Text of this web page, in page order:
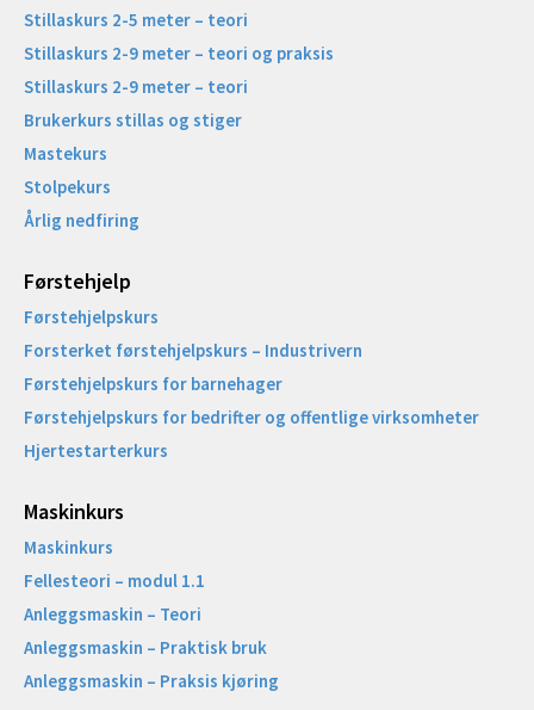
Stillaskurs 2-5 meter – teori
Stillaskurs 2-9 meter – teori og praksis
Stillaskurs 2-9 meter – teori
Brukerkurs stillas og stiger
Mastekurs
Stolpekurs
Årlig nedfiring
Førstehjelp
Førstehjelpskurs
Forsterket førstehjelpskurs – Industrivern
Førstehjelpskurs for barnehager
Førstehjelpskurs for bedrifter og offentlige virksomheter
Hjertestarterkurs
Maskinkurs
Maskinkurs
Fellesteori – modul 1.1
Anleggsmaskin – Teori
Anleggsmaskin – Praktisk bruk
Anleggsmaskin – Praksis kjøring